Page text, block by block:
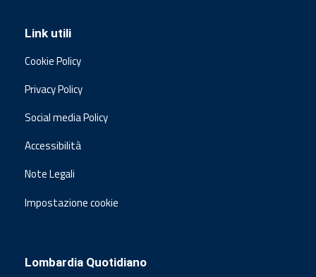
Link utili
Cookie Policy
Privacy Policy
Social media Policy
Accessibilità
Note Legali
Impostazione cookie
Lombardia Quotidiano